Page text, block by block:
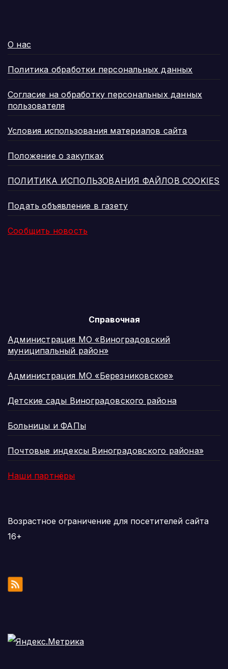
О нас
Политика обработки персональных данных
Согласие на обработку персональных данных
пользователя
Условия использования материалов сайта
Положение о закупках
ПОЛИТИКА ИСПОЛЬЗОВАНИЯ ФАЙЛОВ COOKIES
Подать объявление в газету
Сообщить новость
Справочная
Администрация МО «Виноградовский
муниципальный район»
Администрация МО «Березниковское»
Детские сады Виноградовского района
Больницы и ФАПы
Почтовые индексы Виноградовского района»
Наши партнёры
Возрастное ограничение для посетителей сайта
16+